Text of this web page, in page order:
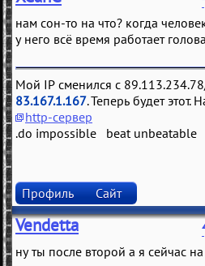
нам сон-то на что? когда
у него всё время работает
Мой IP сменился с
83.167.1.167. Теперь будет этот.
http-сервер
.do impossible beat unbeatable
Профиль Сайт
Vendetta
ну ты после второй а я сейчас